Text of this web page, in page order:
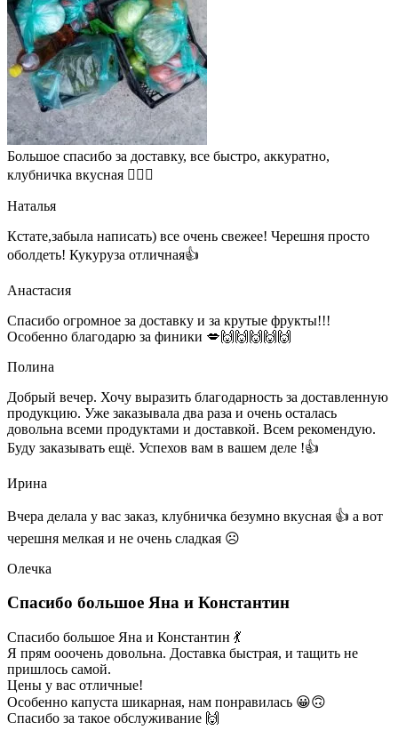
Большое спасибо за доставку, все быстро, аккуратно,
клубничка вкусная 👍🏻🍓
Наталья
Кстате,забыла написать) все очень свежее! Черешня просто
оболдеть! Кукуруза отличная👍
Анастасия
Спасибо огромное за доставку и за крутые фрукты!!!
Особенно благодарю за финики 💋🙌🙌🙌🙌🙌
Полина
Добрый вечер. Хочу выразить благодарность за доставленную
продукцию. Уже заказывала два раза и очень осталась
довольна всеми продуктами и доставкой. Всем рекомендую.
Буду заказывать ещё. Успехов вам в вашем деле !👍
Ирина
Вчера делала у вас заказ, клубничка безумно вкусная 👍 а вот
черешня мелкая и не очень сладкая ☹
Олечка
Спасибо большое Яна и Константин
Спасибо большое Яна и Константин 💃
Я прям ооочень довольна. Доставка быстрая, и тащить не
пришлось самой.
Цены у вас отличные!
Особенно капуста шикарная, нам понравилась 😀🙃
Спасибо за такое обслуживание 🙌